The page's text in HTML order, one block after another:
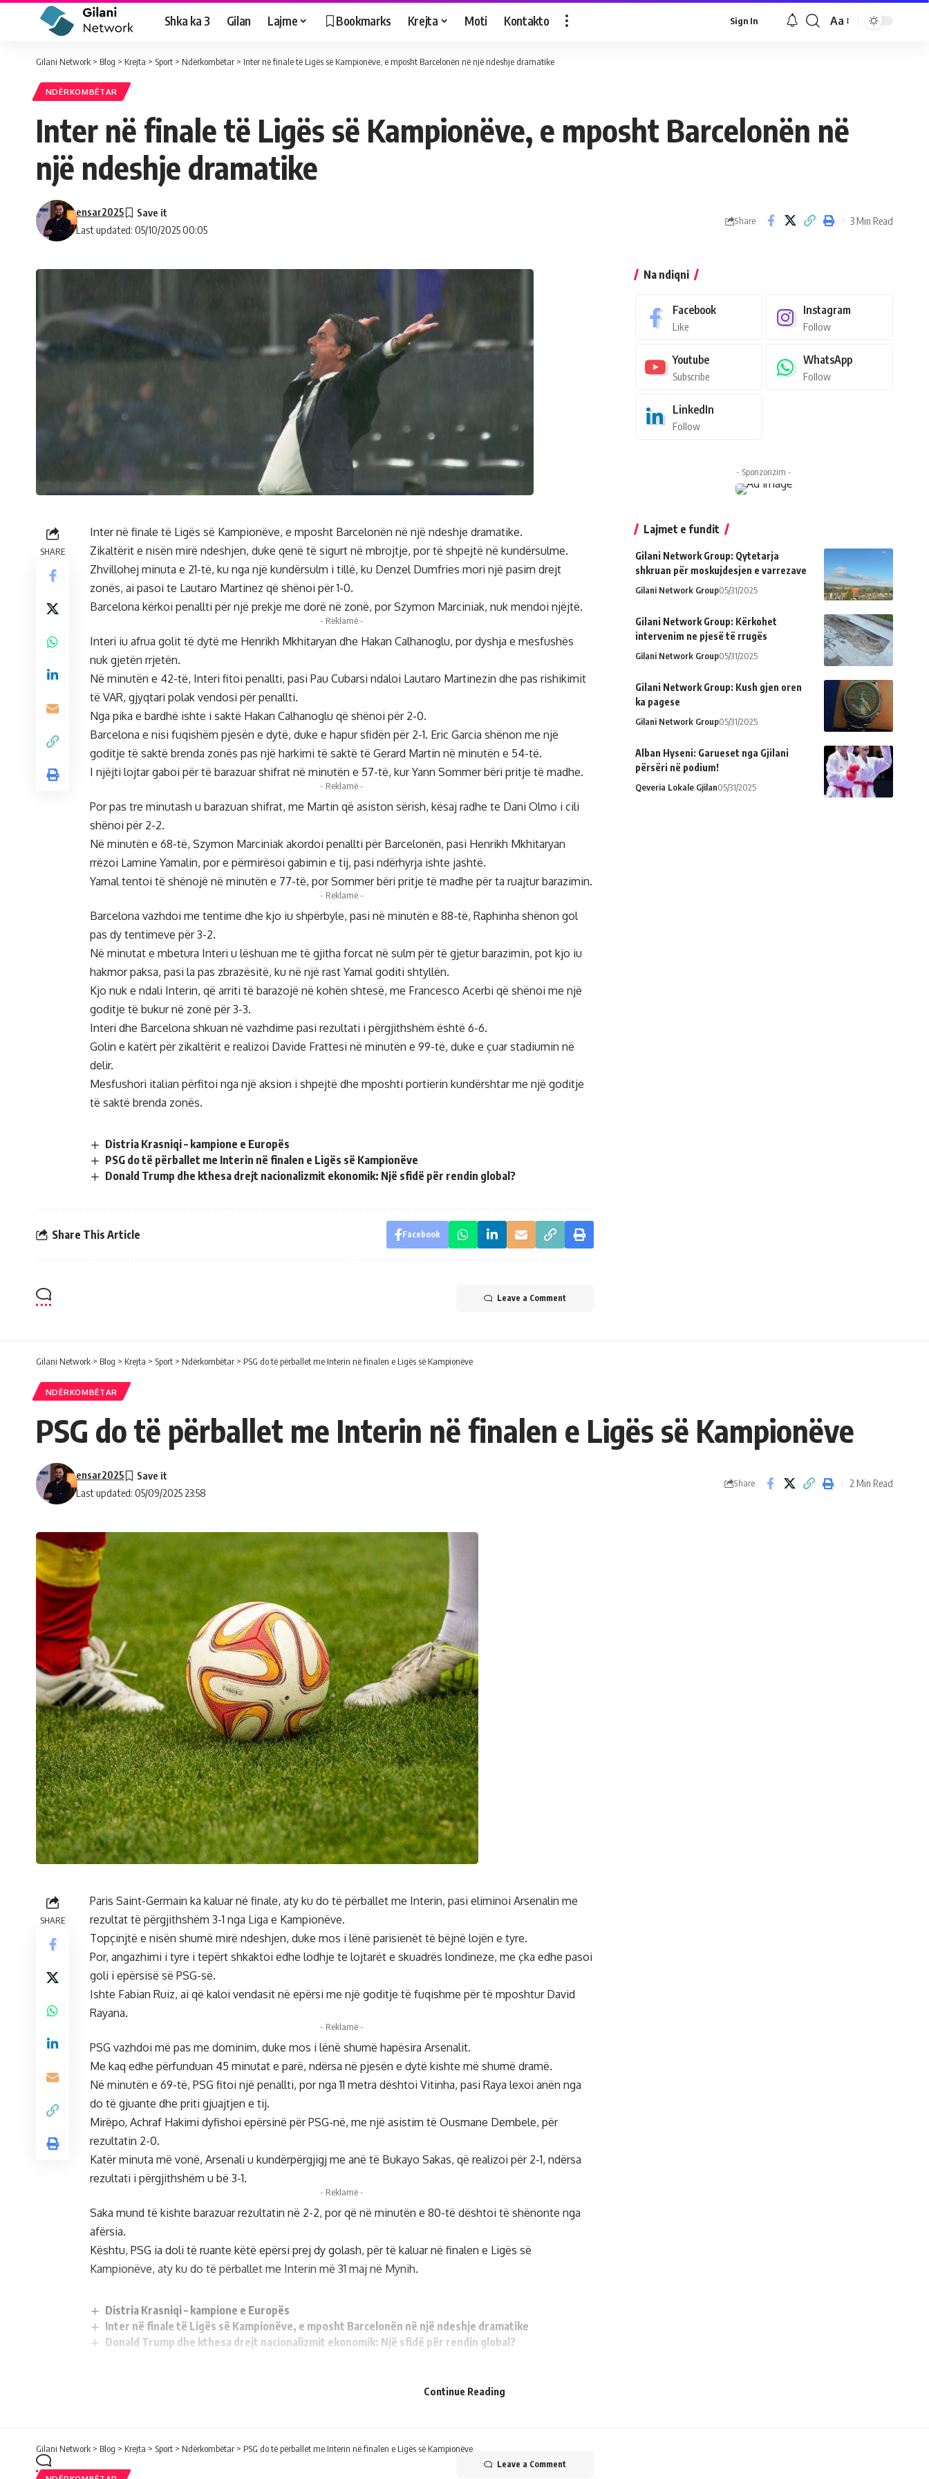
Shka ka 3 Gilan Lajme Bookmarks Krejta Moti Kontakto Sign In Aa
Gilani Network > Blog > Krejta > Sport > Ndërkombëtar > Inter në finale të Ligës së Kampionëve, e mposht Barcelonën në një ndeshje dramatike
NDËRKOMBËTAR
Inter në finale të Ligës së Kampionëve, e mposht Barcelonën në
një ndeshje dramatike
Last updated: 05/10/2025 00:05
ensar2025
Share 3 Min Read
SHARE
Inter në finale të Ligës së Kampionëve, e mposht Barcelonën në një ndeshje dramatike.
Zikaltërit e nisën mirë ndeshjen, duke qenë të sigurt në mbrojtje, por të shpejtë në kundërsulme.
Zhvillohej minuta e 21-të, ku nga një kundërsulm i tillë, ku Denzel Dumfries mori një pasim drejt
zonës, ai pasoi te Lautaro Martinez që shënoi për 1-0.
Barcelona kërkoi penallti për një prekje me dorë në zonë, por Szymon Marciniak, nuk mendoi njëjtë.
- Reklamë -
Interi iu afrua golit të dytë me Henrikh Mkhitaryan dhe Hakan Calhanoglu, por dyshja e mesfushës
nuk gjetën rrjetën.
Në minutën e 42-të, Interi fitoi penallti, pasi Pau Cubarsi ndaloi Lautaro Martinezin dhe pas rishikimit
të VAR, gjyqtari polak vendosi për penallti.
Nga pika e bardhë ishte i saktë Hakan Calhanoglu që shënoi për 2-0.
Barcelona e nisi fuqishëm pjesën e dytë, duke e hapur sfidën për 2-1. Eric Garcia shënon me një
goditje të saktë brenda zonës pas një harkimi të saktë të Gerard Martin në minutën e 54-të.
I njëjti lojtar gaboi për të barazuar shifrat në minutën e 57-të, kur Yann Sommer bëri pritje të madhe.
- Reklamë -
Por pas tre minutash u barazuan shifrat, me Martin që asiston sërish, kësaj radhe te Dani Olmo i cili
shënoi për 2-2.
Në minutën e 68-të, Szymon Marciniak akordoi penallti për Barcelonën, pasi Henrikh Mkhitaryan
rrëzoi Lamine Yamalin, por e përmirësoi gabimin e tij, pasi ndërhyrja ishte jashtë.
Yamal tentoi të shënojë në minutën e 77-të, por Sommer bëri pritje të madhe për ta ruajtur barazimin.
- Reklamë -
Barcelona vazhdoi me tentime dhe kjo iu shpërbyle, pasi në minutën e 88-të, Raphinha shënon gol
pas dy tentimeve për 3-2.
Në minutat e mbetura Interi u lëshuan me të gjitha forcat në sulm për të gjetur barazimin, pot kjo iu
hakmor paksa, pasi la pas zbrazësitë, ku në një rast Yamal goditi shtyllën.
Kjo nuk e ndali Interin, që arriti të barazojë në kohën shtesë, me Francesco Acerbi që shënoi me një
goditje të bukur në zonë për 3-3.
Interi dhe Barcelona shkuan në vazhdime pasi rezultati i përgjithshëm është 6-6.
Golin e katërt për zikaltërit e realizoi Davide Frattesi në minutën e 99-të, duke e çuar stadiumin në
delir.
Mesfushori italian përfitoi nga një aksion i shpejtë dhe mposhti portierin kundërshtar me një goditje
të saktë brenda zonës.
Distria Krasniqi – kampione e Europës
PSG do të përballet me Interin në finalen e Ligës së Kampionëve
Donald Trump dhe kthesa drejt nacionalizmit ekonomik: Një sfidë për rendin global?
Share This Article Facebook
Leave a Comment
Na ndiqni
Facebook
Like
Instagram
Follow
Youtube
Subscribe
WhatsApp
Follow
LinkedIn
Follow
- Sponzorizim -
Lajmet e fundit
Gilani Network Group: Qytetarja
shkruan për moskujdesjen e varrezave
Gilani Network Group05/31/2025
Gilani Network Group: Kërkohet
intervenim ne pjesë të rrugës
Gilani Network Group05/31/2025
Gilani Network Group: Kush gjen oren
ka pagese
Gilani Network Group05/31/2025
Alban Hyseni: Garueset nga Gjilani
përsëri në podium!
Qeveria Lokale Gjilan05/31/2025
Gilani Network > Blog > Krejta > Sport > Ndërkombëtar > PSG do të përballet me Interin në finalen e Ligës së Kampionëve
NDËRKOMBËTAR
PSG do të përballet me Interin në finalen e Ligës së Kampionëve
Last updated: 05/09/2025 23:58
ensar2025
Share 2 Min Read
SHARE
Paris Saint-Germain ka kaluar në finale, aty ku do të përballet me Interin, pasi eliminoi Arsenalin me
rezultat të përgjithshëm 3-1 nga Liga e Kampionëve.
Topçinjtë e nisën shumë mirë ndeshjen, duke mos i lënë parisienët të bëjnë lojën e tyre.
Por, angazhimi i tyre i tepërt shkaktoi edhe lodhje te lojtarët e skuadrës londineze, me çka edhe pasoi
goli i epërsisë së PSG-së.
Ishte Fabian Ruiz, ai që kaloi vendasit në epërsi me një goditje të fuqishme për të mposhtur David
Rayana.
- Reklamë -
PSG vazhdoi më pas me dominim, duke mos i lënë shumë hapësira Arsenalit.
Me kaq edhe përfunduan 45 minutat e parë, ndërsa në pjesën e dytë kishte më shumë dramë.
Në minutën e 69-të, PSG fitoi një penallti, por nga 11 metra dështoi Vitinha, pasi Raya lexoi anën nga
do të gjuante dhe priti gjuajtjen e tij.
Mirëpo, Achraf Hakimi dyfishoi epërsinë për PSG-në, me një asistim të Ousmane Dembele, për
rezultatin 2-0.
Katër minuta më vonë, Arsenali u kundërpërgjigj me anë të Bukayo Sakas, që realizoi për 2-1, ndërsa
rezultati i përgjithshëm u bë 3-1.
- Reklamë -
Saka mund të kishte barazuar rezultatin në 2-2, por që në minutën e 80-të dështoi të shënonte nga
afërsia.
Kështu, PSG ia doli të ruante këtë epërsi prej dy golash, për të kaluar në finalen e Ligës së
Kampionëve, aty ku do të përballet me Interin më 31 maj në Mynih.
Distria Krasniqi – kampione e Europës
Inter në finale të Ligës së Kampionëve, e mposht Barcelonën në një ndeshje dramatike
Donald Trump dhe kthesa drejt nacionalizmit ekonomik: Një sfidë për rendin global?
Leave a Comment
Continue Reading
Gilani Network > Blog > Krejta > Sport > Ndërkombëtar > PSG do të përballet me Interin në finalen e Ligës së Kampionëve